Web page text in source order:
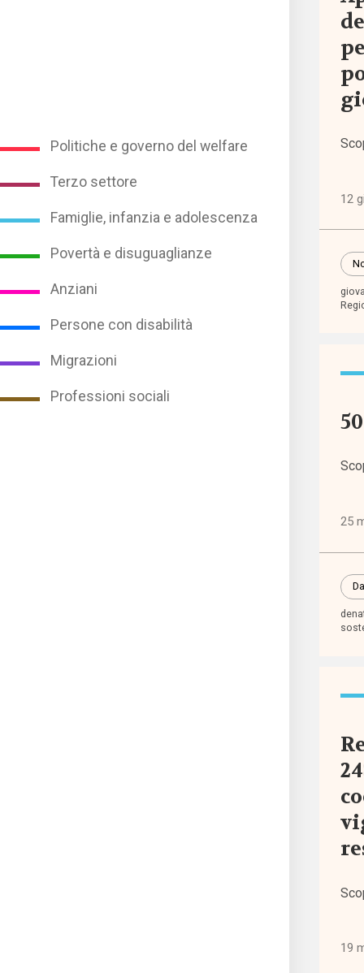
Politiche e governo del welfare
Terzo settore
Famiglie, infanzia e adolescenza
Povertà e disuguaglianze
Anziani
Persone con disabilità
Migrazioni
Professioni sociali
I
Punti
vista
Tutti
12
25
19